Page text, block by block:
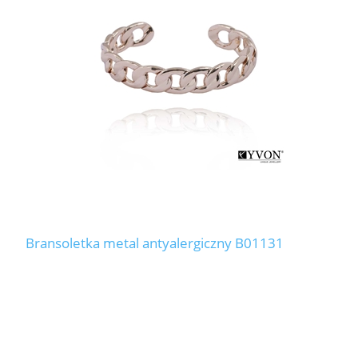
Bransoletka metal antyalergiczny B01131